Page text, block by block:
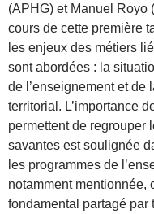
(APHG) et Manuel Royo
cours de cette première
les enjeux des métiers
sont abordées : la
de l’enseignement et de
territorial. L’importance
permettent de regrouper
savantes est soulignée
les programmes de
notamment mentionnée,
fondamental partagé par